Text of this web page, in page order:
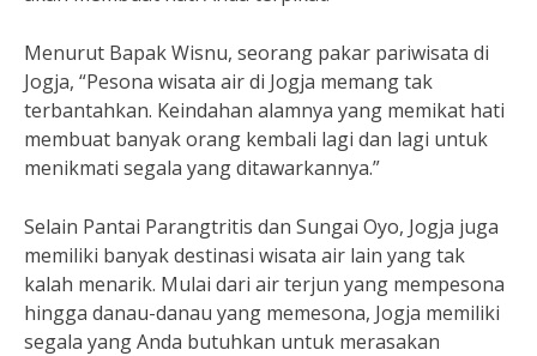
Menurut Bapak Wisnu, seorang pakar pariwisata di
Jogja, “Pesona wisata air di Jogja memang tak
terbantahkan. Keindahan alamnya yang memikat hati
membuat banyak orang kembali lagi dan lagi untuk
menikmati segala yang ditawarkannya.”
Selain Pantai Parangtritis dan Sungai Oyo, Jogja juga
memiliki banyak destinasi wisata air lain yang tak
kalah menarik. Mulai dari air terjun yang mempesona
hingga danau-danau yang memesona, Jogja memiliki
segala yang Anda butuhkan untuk merasakan